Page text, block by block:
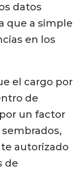
datos
que a simple
en los
el cargo por
de
un factor
autorizado
de